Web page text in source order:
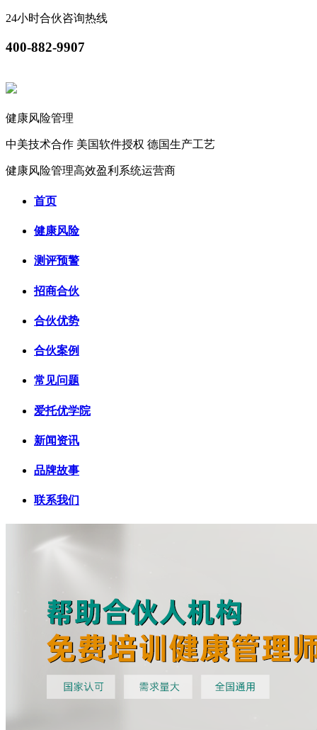
24小时合伙咨询热线
400-882-9907
健康风险管理
中美技术合作 美国软件授权 德国生产工艺
健康风险管理高效盈利系统运营商
首页
健康风险
测评预警
招商合伙
合伙优势
合伙案例
常见问题
爱托优学院
新闻资讯
品牌故事
联系我们